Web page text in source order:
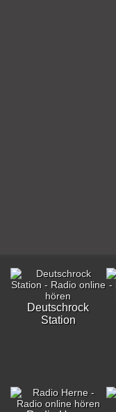
Deutschrock
Station